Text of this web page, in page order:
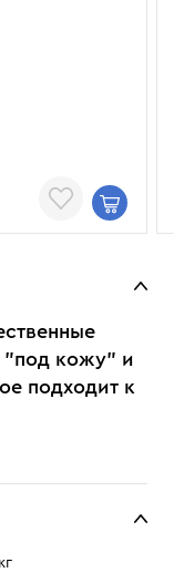
"под кожу" и
подходит к